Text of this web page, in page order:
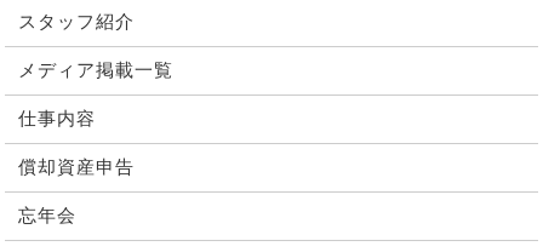
スタッフ紹介
メディア掲載一覧
仕事内容
償却資産申告
忘年会